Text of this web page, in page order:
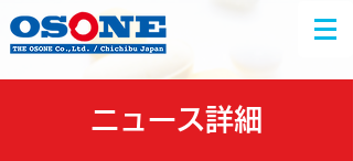
ニュース詳細